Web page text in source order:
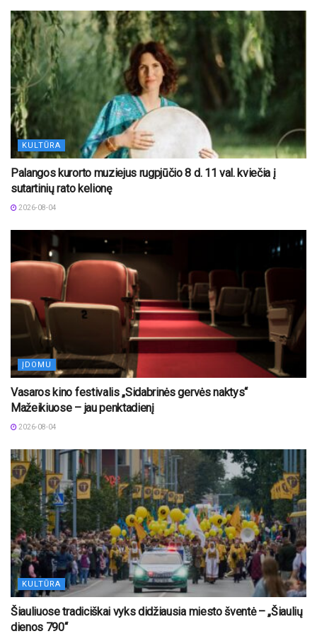
KULTŪRA
Palangos kurorto muziejus rugpjūčio 8 d. 11 val. kviečia į
sutartinių rato kelionę
2026-08-04
ĮDOMU
Vasaros kino festivalis „Sidabrinės gervės naktys“
Mažeikiuose – jau penktadienį
2026-08-04
KULTŪRA
Šiauliuose tradiciškai vyks didžiausia miesto šventė – „Šiaulių
dienos 790“